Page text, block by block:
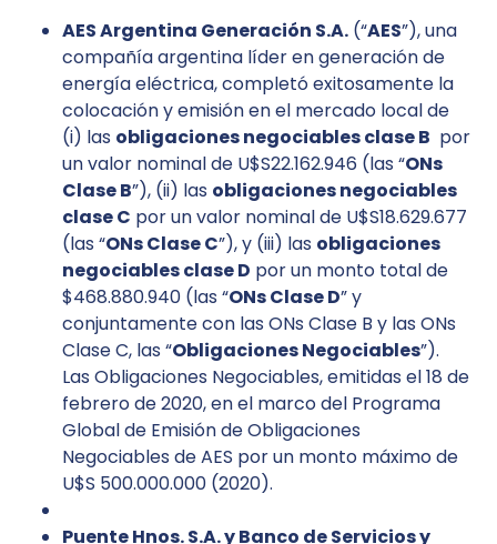
AES Argentina Generación S.A. (“AES”), una
compañía argentina líder en generación de
energía eléctrica, completó exitosamente la
colocación y emisión en el mercado local de
(i) las obligaciones negociables clase B por
un valor nominal de U$S22.162.946 (las “ONs
Clase B”), (ii) las obligaciones negociables
clase C por un valor nominal de U$S18.629.677
(las “ONs Clase C”), y (iii) las obligaciones
negociables clase D por un monto total de
$468.880.940 (las “ONs Clase D” y
conjuntamente con las ONs Clase B y las ONs
Clase C, las “Obligaciones Negociables”).
Las Obligaciones Negociables, emitidas el 18 de
febrero de 2020, en el marco del Programa
Global de Emisión de Obligaciones
Negociables de AES por un monto máximo de
U$S 500.000.000 (2020).
Puente Hnos. S.A. y Banco de Servicios y